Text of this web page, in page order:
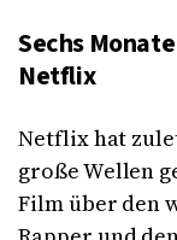
Sechs
Netflix
Netflix hat
große Wellen
Film über den